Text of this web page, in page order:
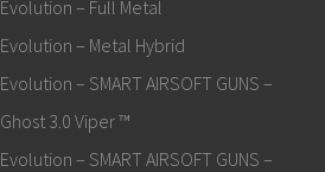
Evolution – Full Metal
Evolution – Metal Hybrid
Evolution – SMART AIRSOFT GUNS –
Ghost 3.0 Viper ™
Evolution – SMART AIRSOFT GUNS –